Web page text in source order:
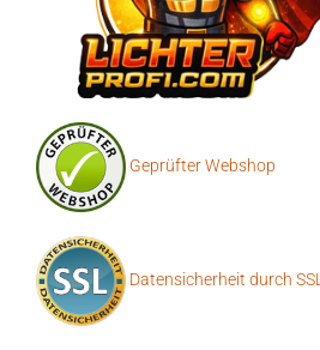
Geprüfter Webshop
Datensicherheit durch SSL